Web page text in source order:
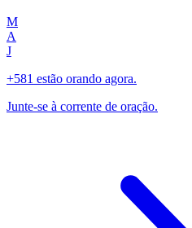
M
A
J
+581 estão orando agora.
Junte-se à corrente de oração.